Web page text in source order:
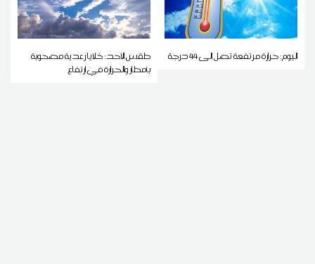
اليوم: حرارة مرتفعة تصل إلى 44 درجة
طقس الأحد: خلايا رعدية مصحوبة
بأمطار والحرارة في ارتفاع